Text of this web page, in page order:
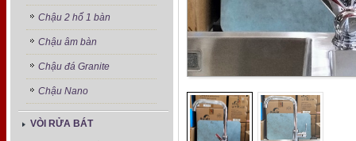
Chậu 2 hố 1 bàn
Chậu âm bàn
Chậu đá Granite
Chậu Nano
VÒI RỬA BÁT